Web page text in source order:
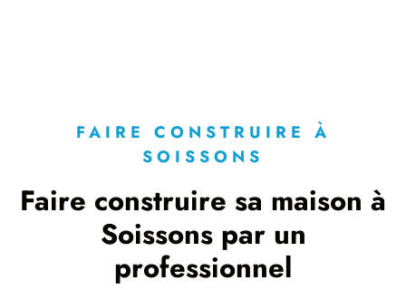
FAIRE CONSTRUIRE À
SOISSONS
Faire construire sa maison à
Soissons par un
professionnel